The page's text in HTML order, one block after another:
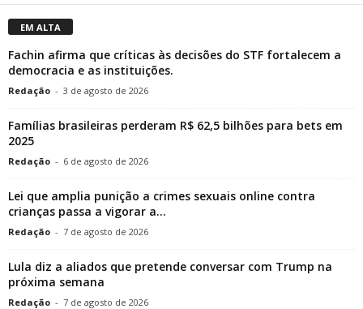
EM ALTA
Fachin afirma que críticas às decisões do STF fortalecem a
democracia e as instituições.
Redação - 3 de agosto de 2026
Famílias brasileiras perderam R$ 62,5 bilhões para bets em
2025
Redação - 6 de agosto de 2026
Lei que amplia punição a crimes sexuais online contra
crianças passa a vigorar a...
Redação - 7 de agosto de 2026
Lula diz a aliados que pretende conversar com Trump na
próxima semana
Redação - 7 de agosto de 2026